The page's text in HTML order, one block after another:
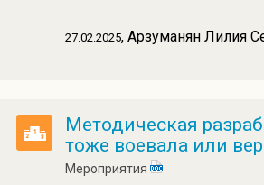
27.02.2025, Арзуманян Лилия
Методическая
тоже воевала или
Мероприятия